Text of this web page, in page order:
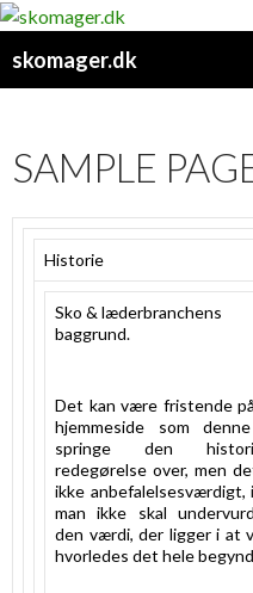
skomager.dk
SAMPLE
Historie
Sko & læderbranchens
baggrund.
Det kan være fristende
hjemmeside som
springe den
redegørelse over, men
ikke anbefalelsesværdigt,
man ikke skal
den værdi, der ligger i at
hvorledes det hele